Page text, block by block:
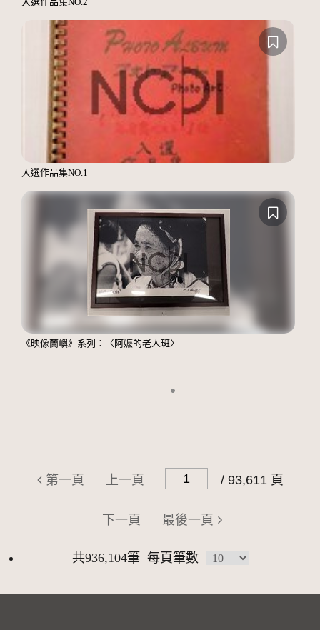
入選作品集NO.1
《映像蘭嶼》系列：〈阿嬤的老人斑〉
第一頁 上一頁 / 93,611 頁
下一頁 最後一頁
共936,104筆 每頁筆數